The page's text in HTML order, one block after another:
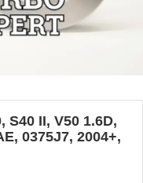
S40 II, V50 1.6D,
0375J7, 2004+,